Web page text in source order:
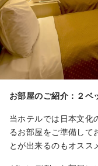
お部屋のご紹介：２ベ
当ホテルでは日本文化
るお部屋をご準備して
とが出来るのもオスス